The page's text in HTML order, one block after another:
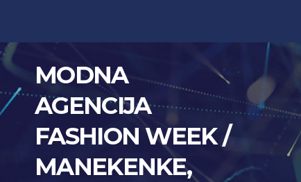
content
MODNA
AGENCIJA
FASHION WEEK /
MANEKENKE,